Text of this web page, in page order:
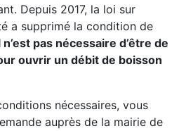
Depuis 2017, la loi sur
a supprimé la condition de
n’est pas nécessaire d’être de
ouvrir un débit de boisson
nécessaires, vous
auprès de la mairie de